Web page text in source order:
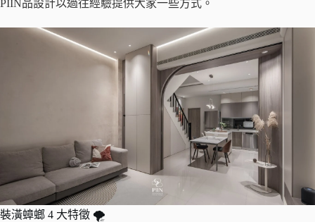
PIIN品設計以過往經驗提供大家一些方式。
裝潢蟑螂 4 大特徵 🌪